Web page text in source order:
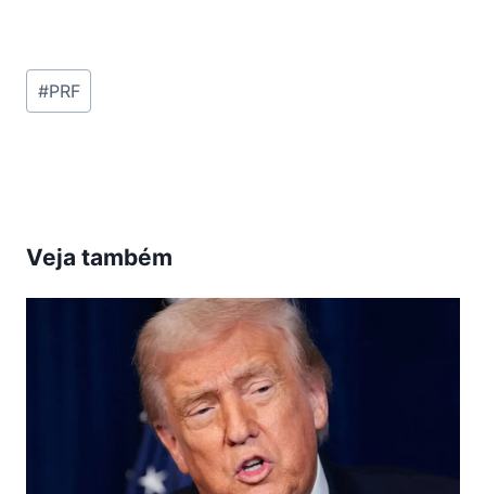
Tags
do
#PRF
Veja também